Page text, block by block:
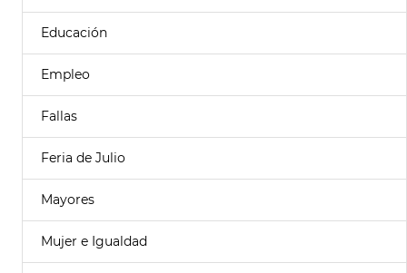
Educación
Empleo
Fallas
Feria de Julio
Mayores
Mujer e Igualdad